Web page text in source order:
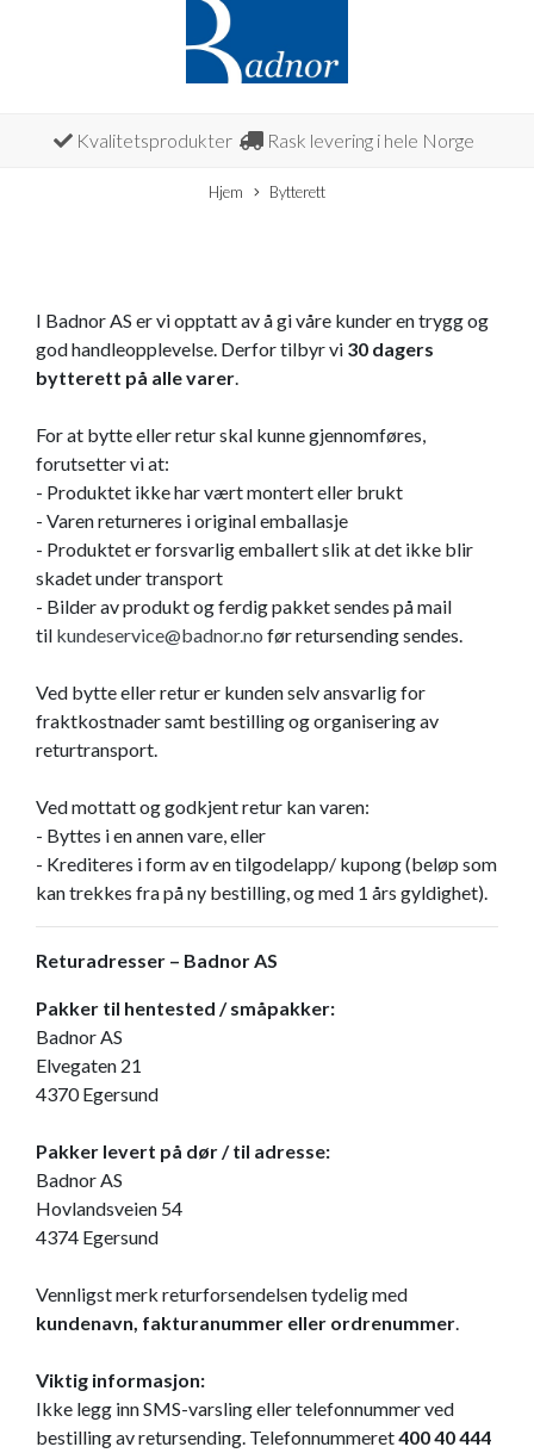
Kvalitetsprodukter Rask levering i hele Norge
Hjem Bytterett
I Badnor AS er vi opptatt av å gi våre kunder en trygg og
god handleopplevelse. Derfor tilbyr vi 30 dagers
bytterett på alle varer.
For at bytte eller retur skal kunne gjennomføres,
forutsetter vi at:
- Produktet ikke har vært montert eller brukt
- Varen returneres i original emballasje
- Produktet er forsvarlig emballert slik at det ikke blir
skadet under transport
- Bilder av produkt og ferdig pakket sendes på mail
til kundeservice@badnor.no før retursending sendes.
Ved bytte eller retur er kunden selv ansvarlig for
fraktkostnader samt bestilling og organisering av
returtransport.
Ved mottatt og godkjent retur kan varen:
- Byttes i en annen vare, eller
- Krediteres i form av en tilgodelapp/ kupong (beløp som
kan trekkes fra på ny bestilling, og med 1 års gyldighet).
Returadresser – Badnor AS
Pakker til hentested / småpakker:
Badnor AS
Elvegaten 21
4370 Egersund
Pakker levert på dør / til adresse:
Badnor AS
Hovlandsveien 54
4374 Egersund
Vennligst merk returforsendelsen tydelig med
kundenavn, fakturanummer eller ordrenummer.
Viktig informasjon:
Ikke legg inn SMS-varsling eller telefonnummer ved
bestilling av retursending. Telefonnummeret400 40 444